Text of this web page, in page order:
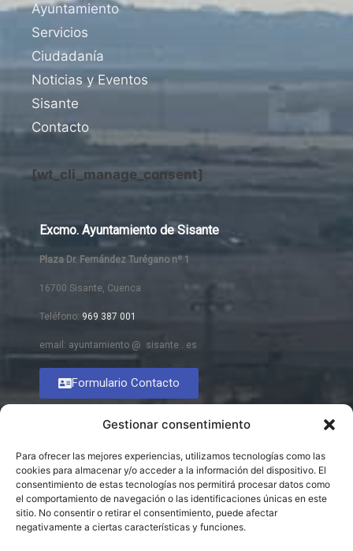
Gestionar consentimiento
Para ofrecer las mejores experiencias, utilizamos tecnologías como las
cookies para almacenar y/o acceder a la información del dispositivo. El
consentimiento de estas tecnologías nos permitirá procesar datos como
el comportamiento de navegación o las identificaciones únicas en este
sitio. No consentir o retirar el consentimiento, puede afectar
negativamente a ciertas características y funciones.
Ayuntamiento
Servicios
Ciudadanía
Noticias y Eventos
Sisante
Contacto
[wt_cli_manage_consent]
Excmo. Ayuntamiento de Sisante
Plaza Dr. Fernández Turégano nº 1
16700 Sisante, Cuenca
Teléfono: 969 387 001
email: ayuntamiento @ sisante . es
Formulario Contacto